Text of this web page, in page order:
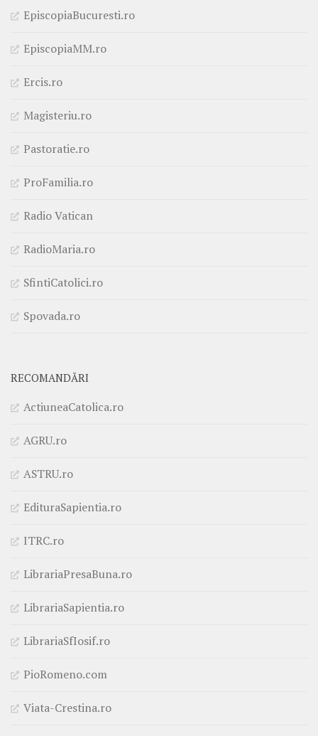
EpiscopiaBucuresti.ro
EpiscopiaMM.ro
Ercis.ro
Magisteriu.ro
Pastoratie.ro
ProFamilia.ro
Radio Vatican
RadioMaria.ro
SfintiCatolici.ro
Spovada.ro
RECOMANDĂRI
ActiuneaCatolica.ro
AGRU.ro
ASTRU.ro
EdituraSapientia.ro
ITRC.ro
LibrariaPresaBuna.ro
LibrariaSapientia.ro
LibrariaSfIosif.ro
PioRomeno.com
Viata-Crestina.ro